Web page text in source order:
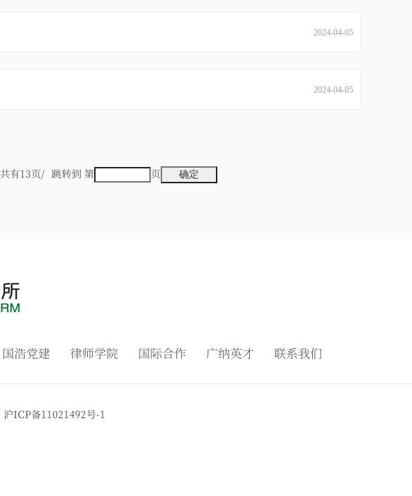
2024-04-05
2024-04-05
共有13页/ 跳转到 第 页
国浩党建 律师学院 国际合作 广纳英才 联系我们
沪ICP备11021492号-1